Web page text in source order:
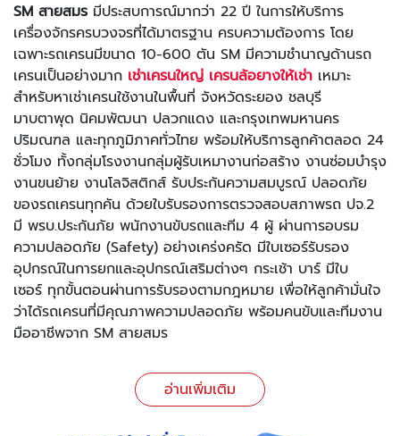
SM สายสมร มีประสบการณ์มากว่า 22 ปี ในการให้บริการ
เครื่องจักรครบวงจรที่ได้มาตรฐาน ครบความต้องการ โดย
เฉพาะรถเครนมีขนาด 10-600 ตัน SM มีความชำนาญด้านรถ
เครนเป็นอย่างมาก เช่าเครนใหญ่ เครนล้อยางให้เช่า เหมาะ
สำหรับหาเช่าเครนใช้งานในพื้นที่ จังหวัดระยอง ชลบุรี
มาบตาพุด นิคมพัฒนา ปลวกแดง และกรุงเทพมหานคร
ปริมณฑล และทุกภูมิภาคทั่วไทย พร้อมให้บริการลูกค้าตลอด 24
ชั่วโมง ทั้งกลุ่มโรงงานกลุ่มผู้รับเหมางานก่อสร้าง งานซ่อมบำรุง
งานขนย้าย งานโลจิสติกส์ รับประกันความสมบูรณ์ ปลอดภัย
ของรถเครนทุกคัน ด้วยใบรับรองการตรวจสอบสภาพรถ ปจ.2
มี พรบ.ประกันภัย พนักงานขับรถและทีม 4 ผู้ ผ่านการอบรม
ความปลอดภัย (Safety) อย่างเคร่งครัด มีใบเซอร์รับรอง
อุปกรณ์ในการยกและอุปกรณ์เสริมต่างๆ กระเช้า บาร์ มีใบ
เซอร์ ทุกขั้นตอนผ่านการรับรองตามกฎหมาย เพื่อให้ลูกค้ามั่นใจ
ว่าได้รถเครนที่มีคุณภาพความปลอดภัย พร้อมคนขับและทีมงาน
มืออาชีพจาก SM สายสมร
อ่านเพิ่มเติม